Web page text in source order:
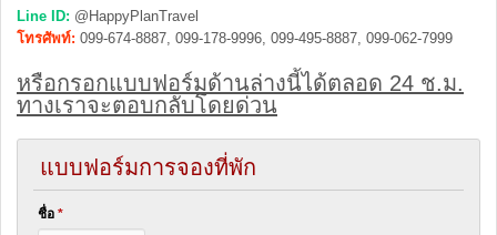
Line ID: @HappyPlanTravel
โทรศัพท์: 099-674-8887, 099-178-9996, 099-495-8887, 099-062-7999
หรือกรอกแบบฟอร์มด้านล่างนี้ได้ตลอด 24 ช.ม.
ทางเราจะตอบกลับโดยด่วน
แบบฟอร์มการจองที่พัก
ชื่อ *